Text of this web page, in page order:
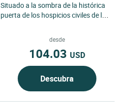
Situado a la sombra de la histórica
puerta de los hospicios civiles de la
desde
104.03 USD
Descubra